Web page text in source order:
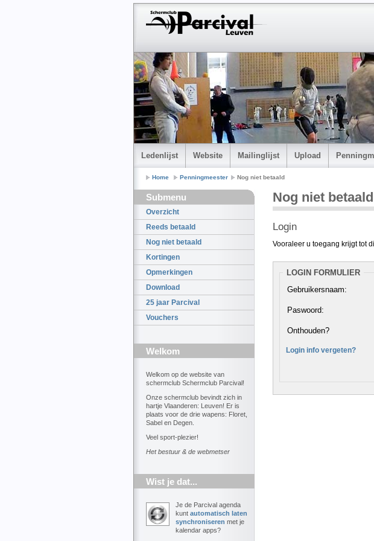
Ledenlijst Website Mailinglijst Upload
Home Penningmeester Nog niet betaald
Submenu
Overzicht
Reeds betaald
Nog niet betaald
Kortingen
Opmerkingen
Download
25 jaar Parcival
Vouchers
Welkom
Welkom op de website van
schermclub Schermclub Parcival!
Onze schermclub bevindt zich in
hartje Vlaanderen: Leuven! Er is
plaats voor de drie wapens: Floret,
Sabel en Degen.
Veel sport-plezier!
Het bestuur & de webmetser
Wist je dat...
Je de Parcival agenda
kunt automatisch laten
synchroniseren met je
kalendar apps?
Nog niet betaald
Login
Vooraleer u toegang krijgt tot
LOGIN FORMULIER
Gebruikersnaam:
Paswoord:
Onthouden?
Login info vergeten?